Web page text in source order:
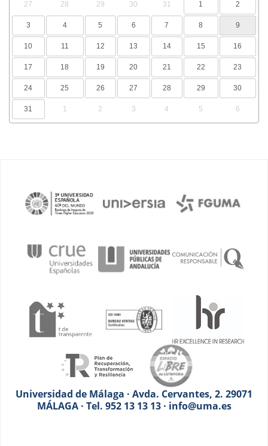
27 28 29 30 31 1 2
3 4 5 6 7 8 9
10 11 12 13 14 15 16
17 18 19 20 21 22 23
24 25 26 27 28 29 30
31 1 2 3 4 5 6
Universidad de Málaga · Avda. Cervantes, 2. 29071
MÁLAGA · Tel. 952 13 13 13 · info@uma.es